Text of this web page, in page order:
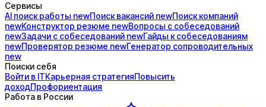
Сервисы
AI поискработы newПоисквакансий newПоисккомпаний
newКонструктор резюме newВопросы с собеседований
newЗадачи с собеседований newГайды ксобеседованиям
newПроверятор резюме newГенератор сопроводительных
new
Поиски себя
Войти в ITКарьерная стратегияПовысить
доходПрофориентация
Работа в России